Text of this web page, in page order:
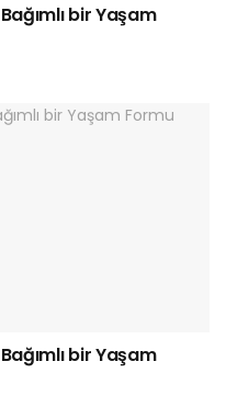
bir Yaşam
bir Yaşam